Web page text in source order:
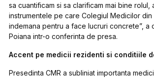
sa cuantificam si sa clarificam mai bine rolul,
instrumentele pe care Colegiul Medicilor din
indemana pentru a face lucruri concrete”, a
Poiana intr-o conferinta de presa.
Accent pe medicii rezidenti si conditiile
Presedinta CMR a subliniat importanta